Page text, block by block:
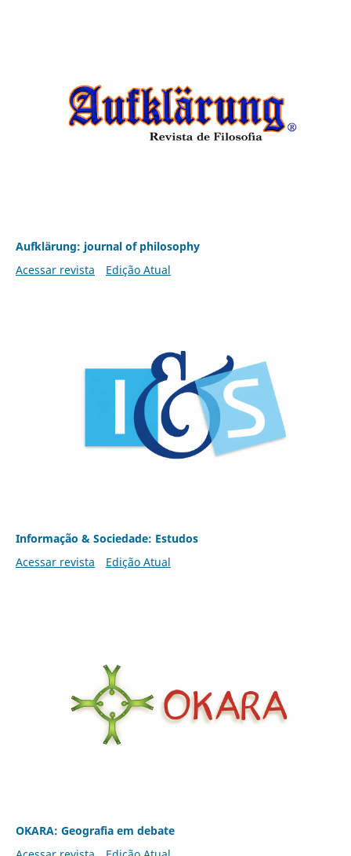
Aufklärung: journal of philosophy
Acessar revista
Edição Atual
Informação & Sociedade: Estudos
Acessar revista
Edição Atual
OKARA: Geografia em debate